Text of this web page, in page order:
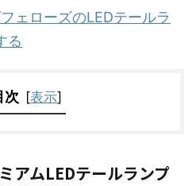
ェローズのLEDテールラ
る
次 [表示]
アムLEDテールランプ